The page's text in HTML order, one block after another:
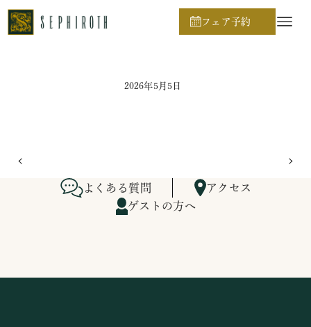
フェア予約
ホーム
2026年5月5日
よくある質問
アクセス
ゲストの方へ